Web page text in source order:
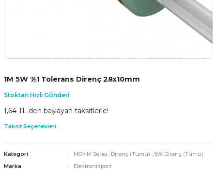
1M 5W %1 Tolerans Direnç 28x10mm
Stoktan Hızlı Gönderi
1,64 TL den başlayan taksitlerle!
Taksit Seçenekleri
Kategori MOHM Serisi , Direnç (Tümü) , 5W Direnç (Tümü)
Marka
Elektronikport